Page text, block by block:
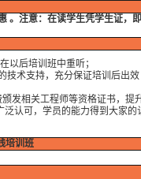
。注意：在读学生凭学生证，
后培训班中重听；
术支持，充分保证培训后出效
发相关工程师等资格证书，提
认可，学员的能力得到大家的
培训班